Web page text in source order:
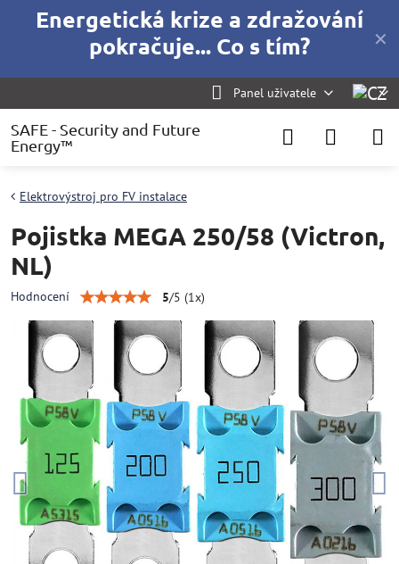
✕
Energetická krize a zdražování
pokračuje... Co s tím?
Panel uživatele
SAFE - Security and Future
Energy™
Elektrovýstroj pro FV instalace
Pojistka MEGA 250/58 (Victron,
NL)
Hodnocení 5/5 (1x)